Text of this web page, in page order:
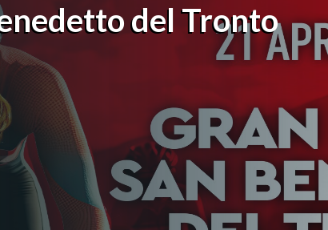
del Tronto